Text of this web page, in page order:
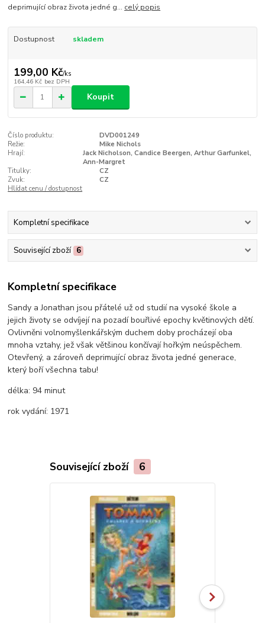
deprimující obraz života jedné g... celý popis
Dostupnost skladem
199,00 Kč/ks
164,46 Kč bez DPH
Koupit
Číslo produktu:
DVD001249
Režie:
Mike Nichols
Hrají:
Jack Nicholson, Candice Beergen, Arthur Garfunkel,
Ann-Margret
Titulky:
CZ
Zvuk:
CZ
Hlídat cenu / dostupnost
Kompletní specifikace
Související zboží 6
Kompletní specifikace
Sandy a Jonathan jsou přátelé už od studií na vysoké škole a
jejich životy se odvíjejí na pozadí bouřlivé epochy květinových dětí.
Ovlivněni volnomyšlenkářským duchem doby procházejí oba
mnoha vztahy, jež však většinou končívají hořkým neúspěchem.
Otevřený, a zároveň deprimující obraz života jedné generace,
který boří všechna tabu!
délka: 94 minut
rok vydání: 1971
Související zboží 6